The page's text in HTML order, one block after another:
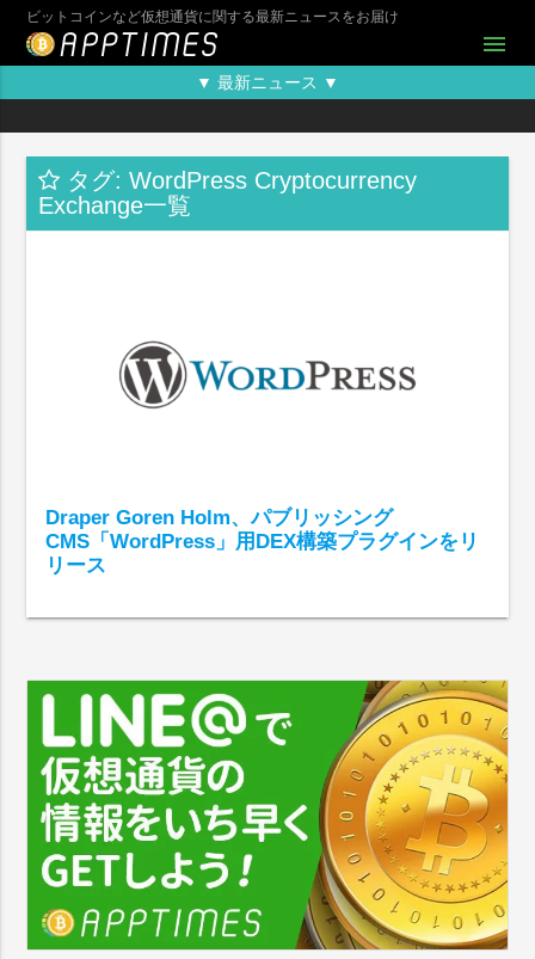
ビットコインなど仮想通貨に関する最新ニュースをお届け
menu
▼ 最新ニュース ▼
タグ: WordPress Cryptocurrency
Exchange一覧
Draper Goren Holm、パブリッシング
CMS「WordPress」用DEX構築プラグインをリ
リース